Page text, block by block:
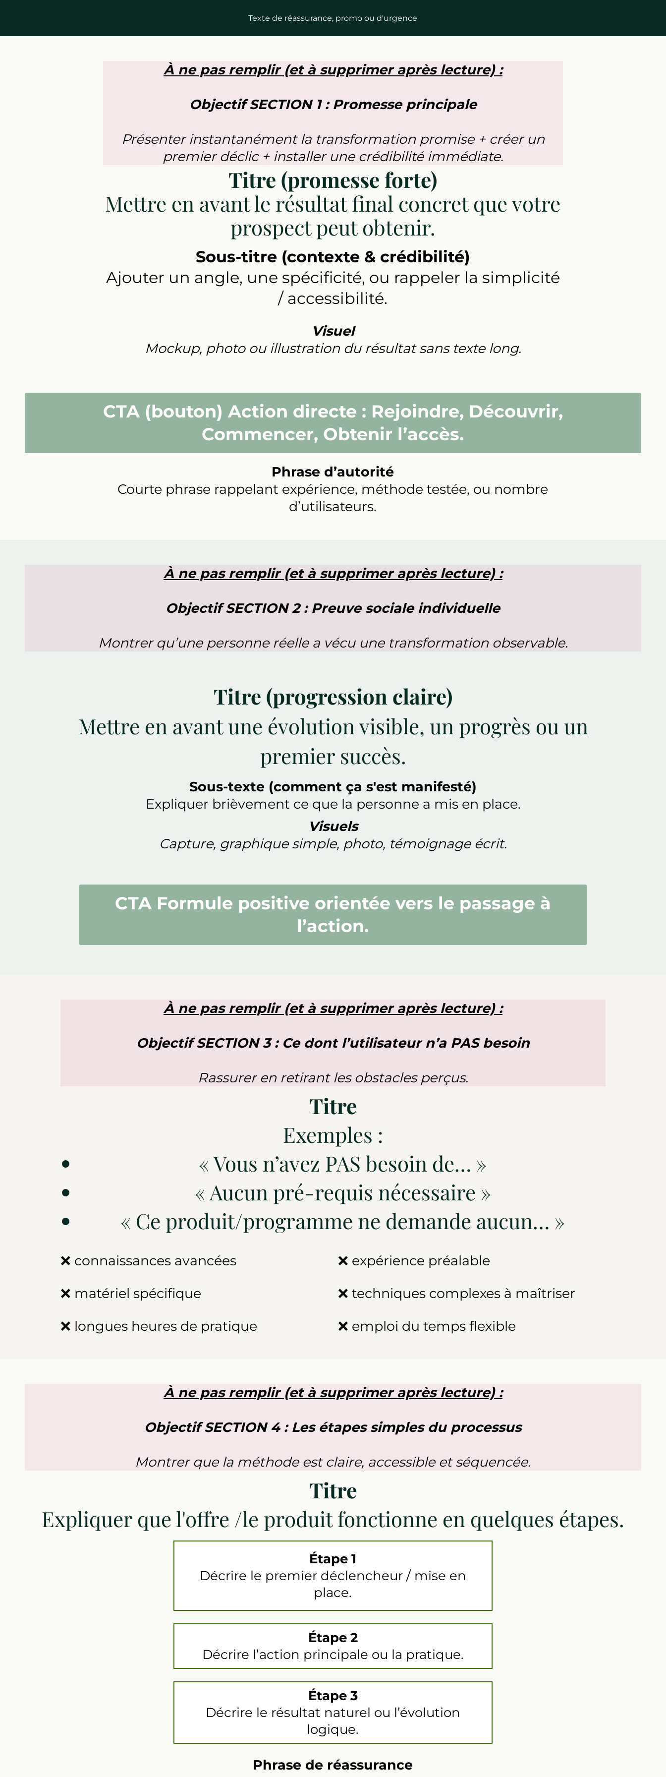
Texte de réassurance, promo ou d'urgence
À ne pas remplir (et à supprimer après lecture) :
Objectif SECTION 1 : Promesse principale
Présenter instantanément la transformation promise + créer un
premier déclic + installer une crédibilité immédiate.
Titre (promesse forte)
Mettre en avant le résultat final concret que votre
prospect peut obtenir.
Sous-titre (contexte & crédibilité)
Ajouter un angle, une spécificité, ou rappeler la simplicité
/ accessibilité.
Visuel
Mockup, photo ou illustration du résultat sans texte long.
CTA (bouton) Action directe : Rejoindre, Découvrir,
Commencer, Obtenir l’accès.
Phrase d’autorité
Courte phrase rappelant expérience, méthode testée, ou nombre
d’utilisateurs.
À ne pas remplir (et à supprimer après lecture) :
Objectif SECTION 2 : Preuve sociale individuelle
Montrer qu’une personne réelle a vécu une transformation observable.
Titre (progression claire)
Mettre en avant une évolution visible, un progrès ou un
premier succès.
Sous-texte (comment ça s'est manifesté)
Expliquer brièvement ce que la personne a mis en place.
Visuels
Capture, graphique simple, photo, témoignage écrit.
CTA Formule positive orientée vers le passage à
l’action.
À ne pas remplir (et à supprimer après lecture) :
Objectif SECTION 3 : Ce dont l’utilisateur n’a PAS besoin
Rassurer en retirant les obstacles perçus.
Titre
Exemples :
« Vous n’avez PAS besoin de… »
« Aucun pré-requis nécessaire »
« Ce produit/programme ne demande aucun… »
❌ connaissances avancées
❌ matériel spécifique
❌ longues heures de pratique
❌ expérience préalable
❌ techniques complexes à maîtriser
❌ emploi du temps flexible
À ne pas remplir (et à supprimer après lecture) :
Objectif SECTION 4 : Les étapes simples du processus
Montrer que la méthode est claire, accessible et séquencée.
Titre
Expliquer que l'offre /le produit fonctionne en quelques étapes.
Étape 1
Décrire le premier déclencheur / mise en
place.
Étape 2
Décrire l’action principale ou la pratique.
Étape 3
Décrire le résultat naturel ou l’évolution
logique.
Phrase de réassurance